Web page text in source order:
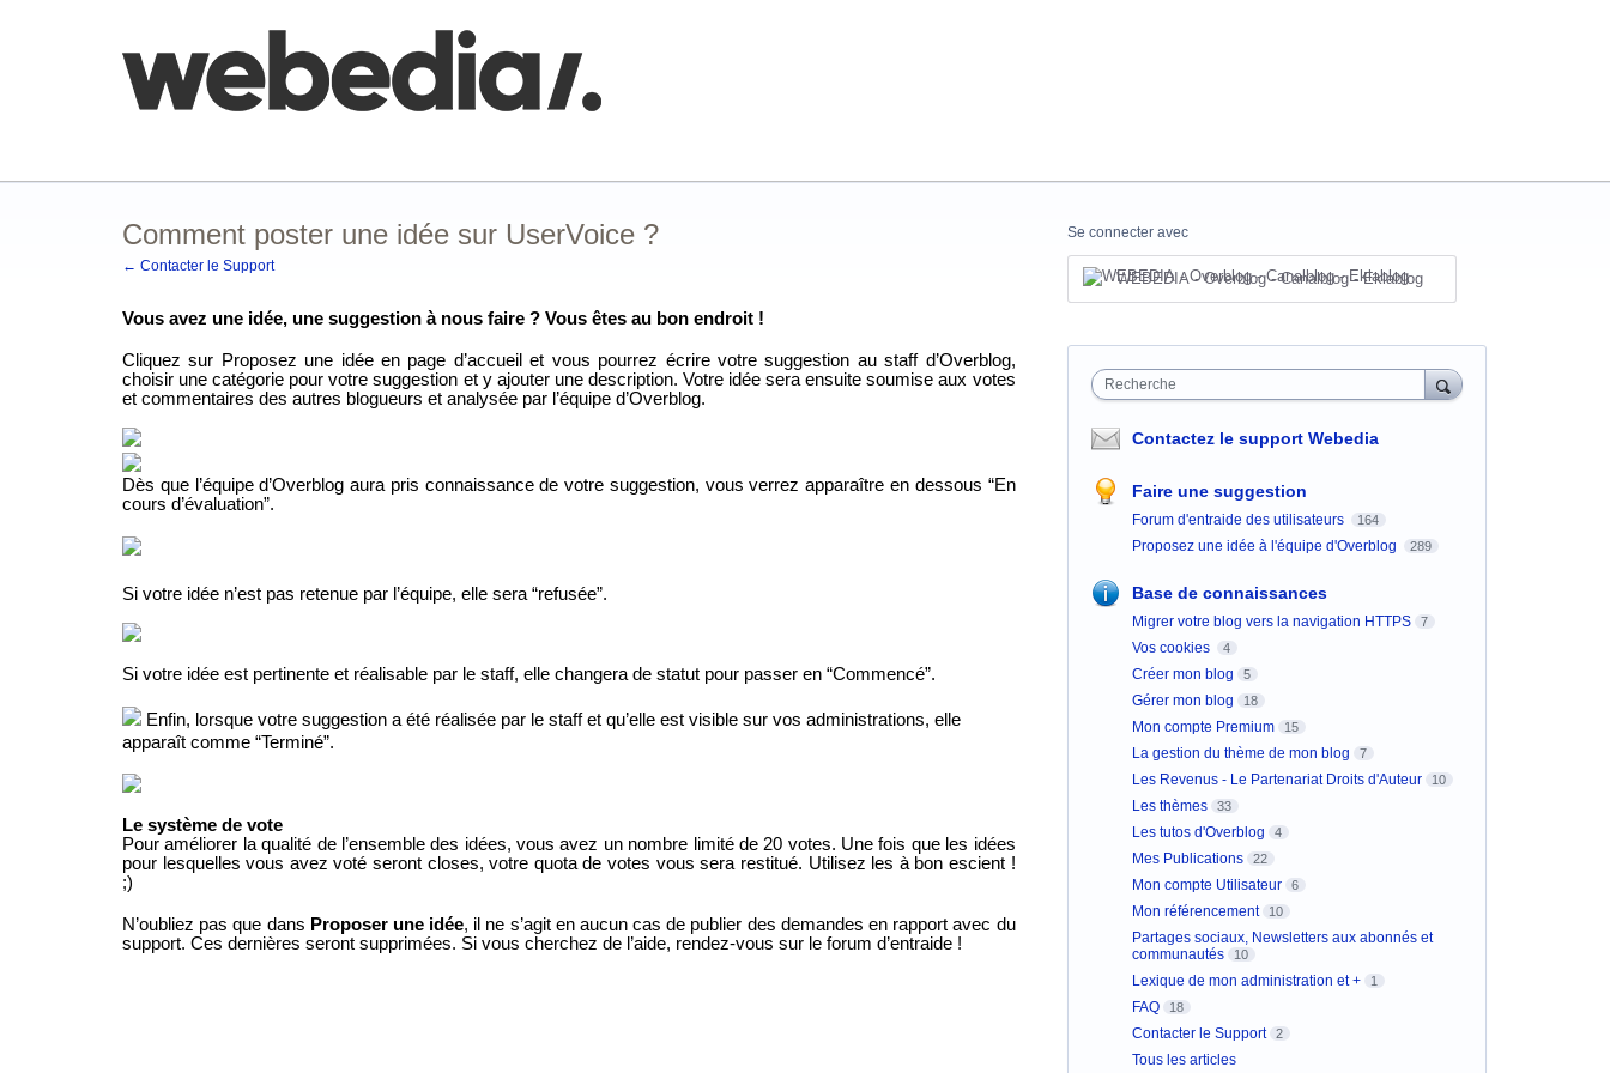
Comment poster une idée sur UserVoice ?
← Contacter le Support
Vous avez une idée, une suggestion à nous faire ? Vous êtes au bon endroit !
Cliquez sur Proposez une idée en page d’accueil et vous pourrez écrire votre suggestion au staff d’Overblog,
choisir une catégorie pour votre suggestion et y ajouter une description. Votre idée sera ensuite soumise aux votes
et commentaires des autres blogueurs et analysée par l’équipe d’Overblog.
Dès que l’équipe d’Overblog aura pris connaissance de votre suggestion, vous verrez apparaître en dessous “En
cours d’évaluation”.
Si votre idée n’est pas retenue par l’équipe, elle sera “refusée”.
Si votre idée est pertinente et réalisable par le staff, elle changera de statut pour passer en “Commencé”.
Enfin, lorsque votre suggestion a été réalisée par le staff et qu’elle est visible sur vos administrations, elle
apparaît comme “Terminé”.
Le système de vote
Pour améliorer la qualité de l’ensemble des idées, vous avez un nombre limité de 20 votes. Une fois que les idées
pour lesquelles vous avez voté seront closes, votre quota de votes vous sera restitué. Utilisez les à bon escient !
;)
N’oubliez pas que dans Proposer une idée, il ne s’agit en aucun cas de publier des demandes en rapport avec du
support. Ces dernières seront supprimées. Si vous cherchez de l’aide, rendez-vous sur le forum d’entraide !
Se connecter avec
WEBEDIA - Overblog - Canalblog - Eklablog
Recherche
Contactez le support Webedia
Faire une suggestion
Forum d'entraide des utilisateurs 164
Proposez une idée à l'équipe d'Overblog 289
Base de connaissances
Migrer votre blog vers la navigation HTTPS 7
Vos cookies 4
Créer mon blog 5
Gérer mon blog 18
Mon compte Premium 15
La gestion du thème de mon blog 7
Les Revenus - Le Partenariat Droits d'Auteur 10
Les thèmes 33
Les tutos d'Overblog 4
Mes Publications 22
Mon compte Utilisateur 6
Mon référencement 10
Partages sociaux, Newsletters aux abonnés et
communautés
10
Lexique de mon administration et + 1
FAQ 18
Contacter le Support 2
Tous les articles